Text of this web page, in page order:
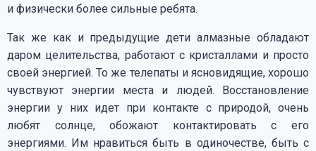
и физически более сильные ребята.
Так же как и предыдущие дети алмазные обладают
даром целительства, работают с кристаллами и просто
своей энергией. То же телепаты и ясновидящие, хорошо
чувствуют энергии места и людей. Восстановление
энергии у них идет при контакте с природой, очень
любят солнце, обожают контактировать с его
энергиями. Им нравиться быть в одиночестве, быть с